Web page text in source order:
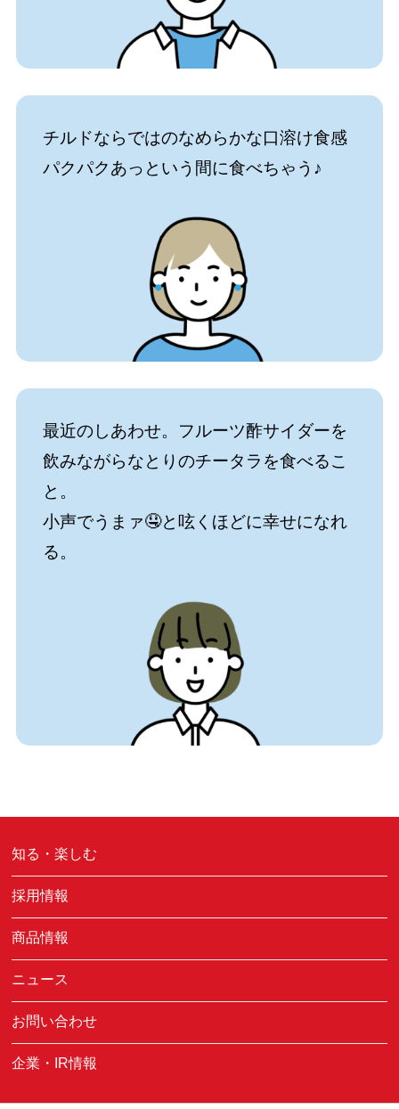
チルドならではのなめらかな口溶け食感
パクパクあっという間に食べちゃう♪
最近のしあわせ。フルーツ酢サイダーを
飲みながらなとりのチータラを食べるこ
と。
小声でうまァ🤤と呟くほどに幸せになれ
る。
知る・楽しむ
採用情報
商品情報
ニュース
お問い合わせ
企業・IR情報